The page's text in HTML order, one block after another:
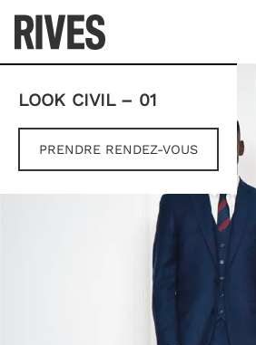
content
LOOK CIVIL – 01
PRENDRE RENDEZ-VOUS